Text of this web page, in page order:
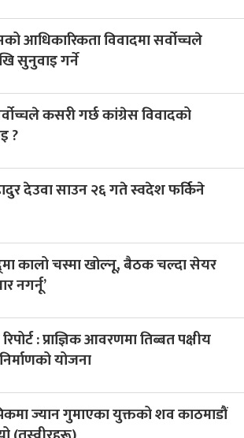
आधिकारिकता विवादमा सर्वोच्चले
सुनुवाइ गर्ने
कसरी गर्छ कांग्रेस विवादको
?
देउवा साउन २६ गते स्वदेश फर्किने
कालो चस्मा खोल्नू, बैठक चल्दा सेयर
नगर्नू’
: प्राज्ञिक आवरणमा तिब्बत पक्षीय
योजना
ज्यान गुमाएका युक्तको शव काठमाडौं